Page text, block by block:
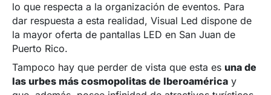
lo que respecta a la organización de eventos. Para
dar respuesta a esta realidad, Visual Led dispone de
la mayor oferta de pantallas LED en San Juan de
Puerto Rico.
Tampoco hay que perder de vista que esta es una de
las urbes más cosmopolitas de Iberoamérica y